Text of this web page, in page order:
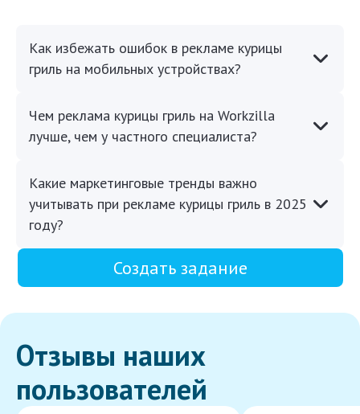
Как избежать ошибок в рекламе курицы
гриль на мобильных устройствах?
Чем реклама курицы гриль на Workzilla
лучше, чем у частного специалиста?
Какие маркетинговые тренды важно
учитывать при рекламе курицы гриль в 2025
году?
Создать задание
Отзывы наших
пользователей